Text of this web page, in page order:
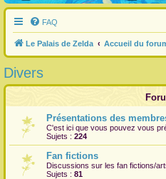
FAQ
Le Palais de Zelda Accueil du
Divers
Présentations des
C'est ici que vous pouvez vous
Sujets : 224
Fan fictions
Discussions sur les fan fictions/
Sujets : 81